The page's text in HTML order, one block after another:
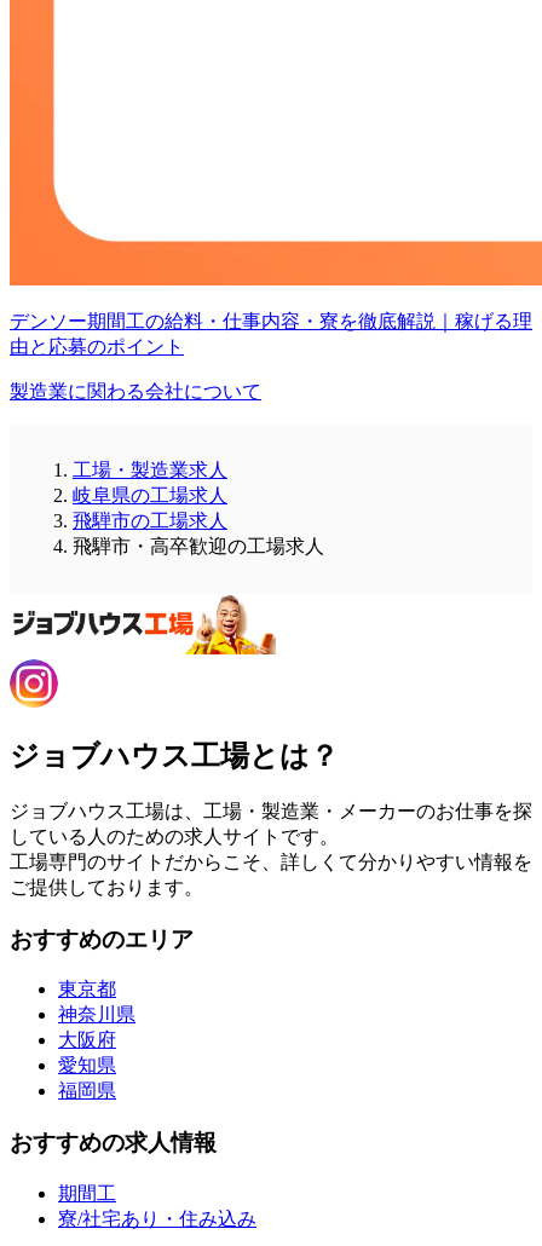
デンソー期間工の給料・仕事内容・寮を徹底解説｜稼げる理
由と応募のポイント
製造業に関わる会社について
工場・製造業求人
岐阜県の工場求人
飛騨市の工場求人
飛騨市・高卒歓迎の工場求人
ジョブハウス工場とは？
ジョブハウス工場は、工場・製造業・メーカーのお仕事を探
している人のための求人サイトです。
工場専門のサイトだからこそ、詳しくて分かりやすい情報を
ご提供しております。
おすすめのエリア
東京都
神奈川県
大阪府
愛知県
福岡県
おすすめの求人情報
期間工
寮/社宅あり・住み込み